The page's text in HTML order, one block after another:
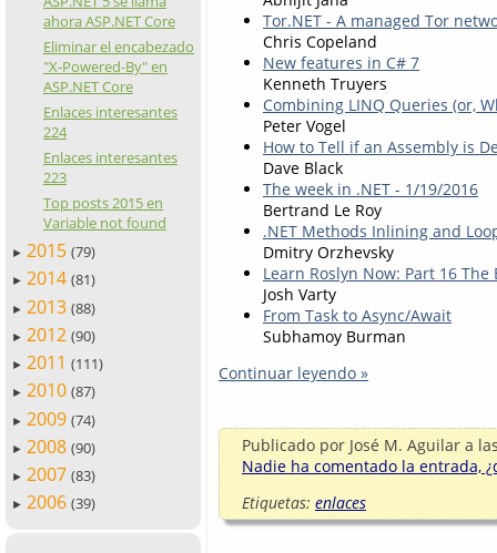
ahora ASP.NET Core
Eliminar el encabezado
"X-Powered-By" en
ASP.NET Core
Enlaces interesantes
224
Enlaces interesantes
223
Top posts 2015 en
Variable not found
► 2015 (79)
► 2014 (81)
► 2013 (88)
► 2012 (90)
► 2011 (111)
► 2010 (87)
► 2009 (74)
► 2008 (90)
► 2007 (83)
► 2006 (39)
Tor.NET - A managed Tor
Chris Copeland
New features in C# 7
Kenneth Truyers
Combining LINQ Queries (or,
Peter Vogel
How to Tell if an Assembly is
Dave Black
The week in .NET - 1/19/2016
Bertrand Le Roy
.NET Methods Inlining and
Dmitry Orzhevsky
Learn Roslyn Now: Part 16 The
Josh Varty
From Task to Async/Await
Subhamoy Burman
Continuar leyendo »
Publicado por José M. Aguilar a
Nadie ha comentado la entrada,
Etiquetas: enlaces